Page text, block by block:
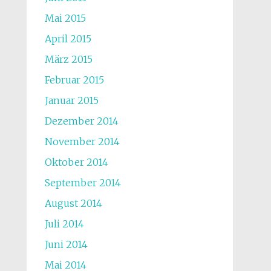
Mai 2015
April 2015
März 2015
Februar 2015
Januar 2015
Dezember 2014
November 2014
Oktober 2014
September 2014
August 2014
Juli 2014
Juni 2014
Mai 2014